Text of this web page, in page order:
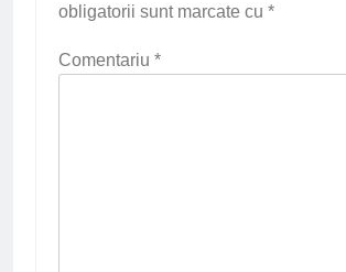
obligatorii sunt marcate cu *
Comentariu *